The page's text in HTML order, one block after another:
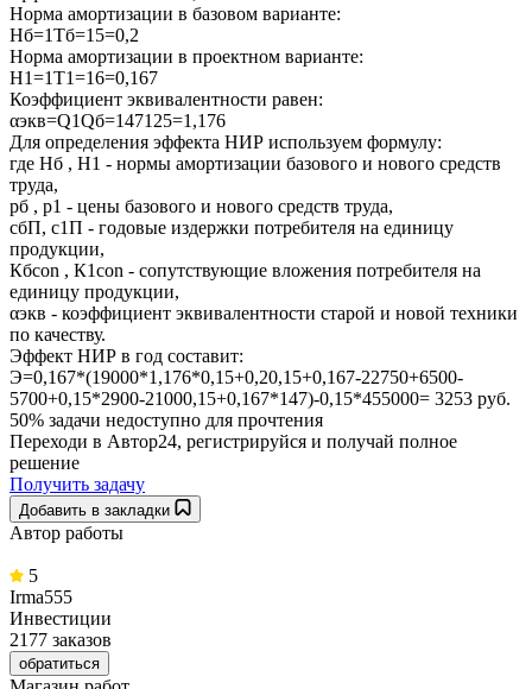
Норма амортизации в базовом варианте:
Нб=1Тб=15=0,2
Норма амортизации в проектном варианте:
Н1=1Т1=16=0,167
Коэффициент эквивалентности равен:
αэкв=Q1Qб=147125=1,176
Для определения эффекта НИР используем формулу:
где Hб , H1 - нормы амортизации базового и нового средств
труда,
pб , p1 - цены базового и нового средств труда,
cбП, c1П - годовые издержки потребителя на единицу
продукции,
Кбcon , К1con - сопутствующие вложения потребителя на
единицу продукции,
αэкв - коэффициент эквивалентности старой и новой техники
по качеству.
Эффект НИР в год составит:
Э=0,167*(19000*1,176*0,15+0,20,15+0,167-22750+6500-
5700+0,15*2900-21000,15+0,167*147)-0,15*455000= 3253 руб.
50% задачи недоступно для прочтения
Переходи в Автор24, регистрируйся и получай полное
решение
Получить задачу
Добавить в закладки
Автор работы
5
Irma555
Инвестиции
2177 заказов
обратиться